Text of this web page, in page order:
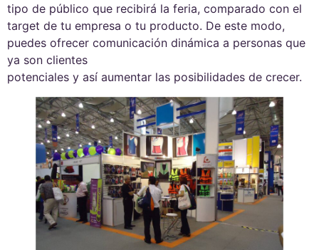
tipo de público que recibirá la feria, comparado con el
target de tu empresa o tu producto. De este modo,
puedes ofrecer comunicación dinámica a personas que
ya son clientes
potenciales y así aumentar las posibilidades de crecer.